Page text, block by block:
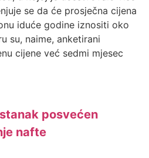
se da će prosječna cijena
iduće godine iznositi oko
su, naime, anketirani
cijene već sedmi mjesec
posvećen
nafte